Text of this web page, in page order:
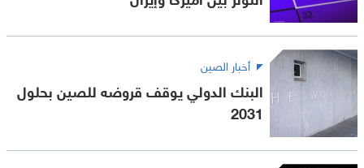
أخبار الصين
البنك الدولي يوقف قروضه للصين بحلول
2031